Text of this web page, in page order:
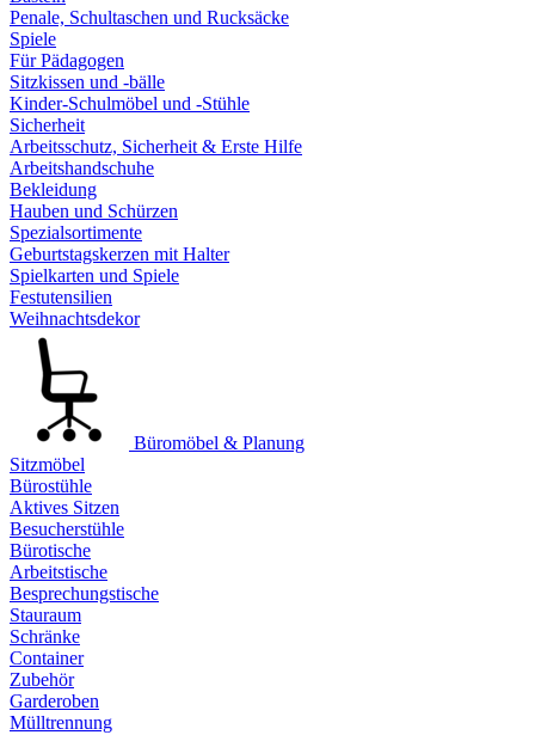
Penale, Schultaschen und Rucksäcke
Spiele
Für Pädagogen
Sitzkissen und -bälle
Kinder-Schulmöbel und -Stühle
Sicherheit
Arbeitsschutz, Sicherheit & Erste Hilfe
Arbeitshandschuhe
Bekleidung
Hauben und Schürzen
Spezialsortimente
Geburtstagskerzen mit Halter
Spielkarten und Spiele
Festutensilien
Weihnachtsdekor
Büromöbel & Planung
Sitzmöbel
Bürostühle
Aktives Sitzen
Besucherstühle
Bürotische
Arbeitstische
Besprechungstische
Stauraum
Schränke
Container
Zubehör
Garderoben
Mülltrennung